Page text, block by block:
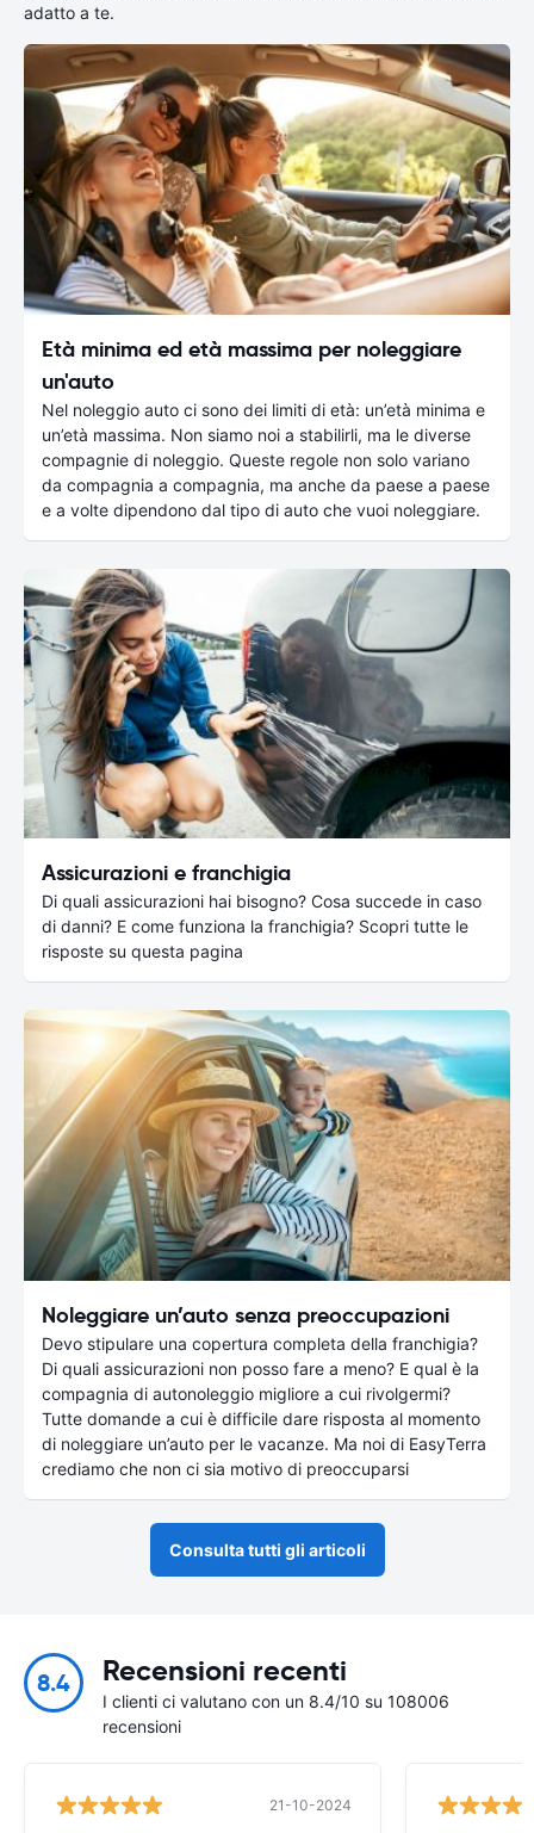
adatto a te.
Età minima ed età massima per noleggiare
un'auto
Nel noleggio auto ci sono dei limiti di età: un’età minima e
un’età massima. Non siamo noi a stabilirli, ma le diverse
compagnie di noleggio. Queste regole non solo variano
da compagnia a compagnia, ma anche da paese a paese
e a volte dipendono dal tipo di auto che vuoi noleggiare.
Assicurazioni e franchigia
Di quali assicurazioni hai bisogno? Cosa succede in caso
di danni? E come funziona la franchigia? Scopri tutte le
risposte su questa pagina
Noleggiare un’auto senza preoccupazioni
Devo stipulare una copertura completa della franchigia?
Di quali assicurazioni non posso fare a meno? E qual è la
compagnia di autonoleggio migliore a cui rivolgermi?
Tutte domande a cui è difficile dare risposta al momento
di noleggiare un’auto per le vacanze. Ma noi di EasyTerra
crediamo che non ci sia motivo di preoccuparsi
Consulta tutti gli articoli
8.4 Recensioni recenti
I clienti ci valutano con un 8.4/10 su 108006
recensioni
21-10-2024